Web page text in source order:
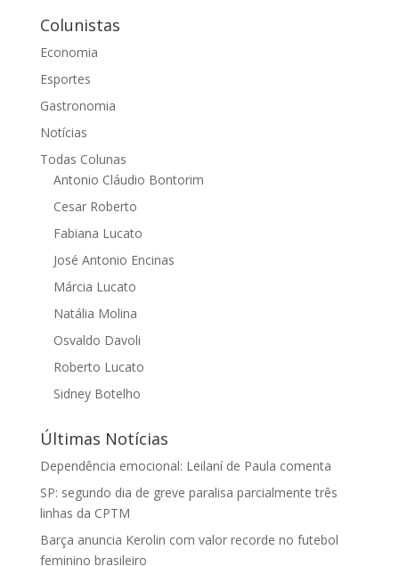
Colunistas
Economia
Esportes
Gastronomia
Notícias
Todas Colunas
Antonio Cláudio Bontorim
Cesar Roberto
Fabiana Lucato
José Antonio Encinas
Márcia Lucato
Natália Molina
Osvaldo Davoli
Roberto Lucato
Sidney Botelho
Últimas Notícias
Dependência emocional: Leilaní de Paula comenta
SP: segundo dia de greve paralisa parcialmente três
linhas da CPTM
Barça anuncia Kerolin com valor recorde no futebol
feminino brasileiro